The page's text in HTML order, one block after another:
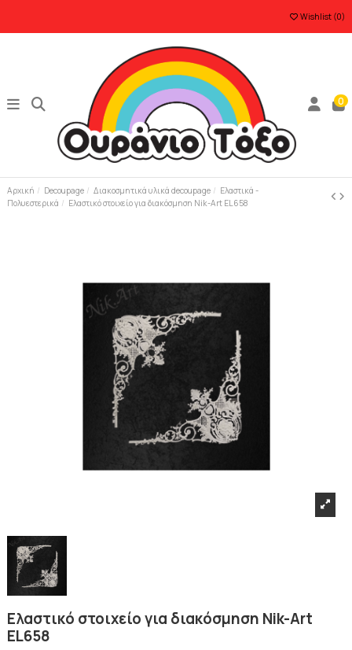
Wishlist (0)
0
Αρχική Decoupage Διακοσμητικά υλικά decoupage
Ελαστικά -
Πολυεστερικά
Ελαστικό στοιχείο για διακόσμηση Nik-Art EL658
Ελαστικό στοιχείο για διακόσμηση Nik-Art
EL658